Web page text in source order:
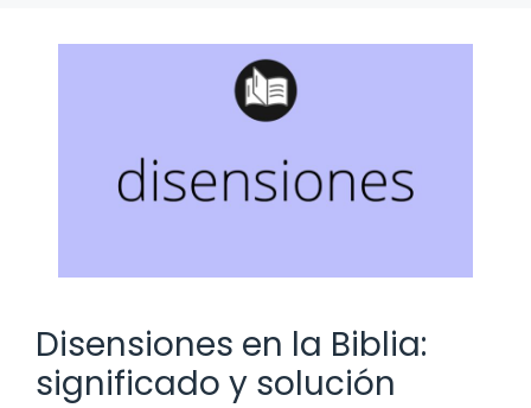
Disensiones en la Biblia:
significado y solución